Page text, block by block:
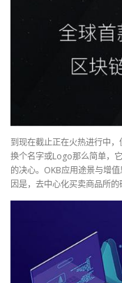
到现在截止正在火热进行中
换个名字或Logo那么简单，
的决心。OKB应用途景与增
因是，去中心化买卖商品所